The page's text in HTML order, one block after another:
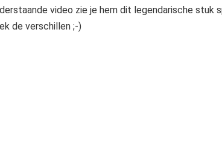
video zie je hem dit legendarische stuk
de verschillen ;-)